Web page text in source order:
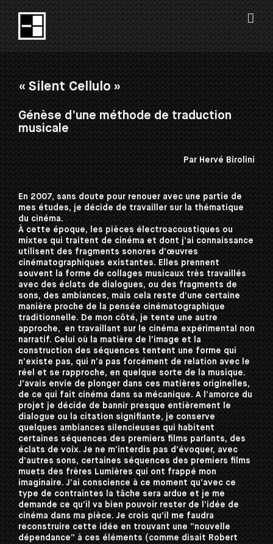
contenu
« Silent Cellulo »
Génèse d’une méthode de traduction
musicale
Par Hervé Birolini
En 2007, sans doute pour renouer avec une partie de
mes études, je décide de travailler sur la thématique
du cinéma.
À cette époque, les pièces électroacoustiques ou
mixtes qui traitent de cinéma et dont j’ai connaissance
utilisent des fragments sonores d’œuvres
cinématographiques existantes. Elles prennent
souvent la forme de collages musicaux très travaillés
avec des éclats de dialogues, ou des fragments de
sons, des ambiances, mais cela reste d’une certaine
manière proche de la pensée cinématographique
traditionnelle. De mon côté, je tente une autre
approche, en travaillant sur le cinéma expérimental non
narratif. Celui où la matière de l’image et la
construction des séquences tentent une forme qui
n’existe pas, qui n’a pas forcément de relation avec le
réel et se rapproche, en quelque sorte de la musique.
J’avais envie de plonger dans ces matières originelles,
de ce qui fait cinéma dans sa mécanique. A l’amorce du
projet je décide de bannir presque entièrement le
dialogue ou la citation signifiante, je conserve
quelques ambiances silencieuses qui habitent
certaines séquences des premiers films parlants, des
éclats de voix. Je ne m’interdis pas d’évoquer, avec
d’autres sons, certaines séquences des premiers films
muets des frères Lumières qui ont frappé mon
imaginaire. J’ai conscience à ce moment qu’avec ce
type de contraintes la tâche sera ardue et je me
demande ce qu’il va bien pouvoir rester de l’idée de
cinéma dans ma pièce. Je crois qu’il me faudra
reconstruire cette idée en trouvant une “nouvelle
dépendance” à ces éléments (comme disait Robert